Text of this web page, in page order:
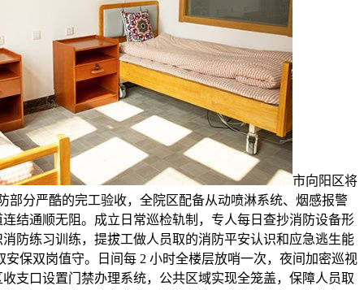
市向阳区将
部分严酷的完工验收，全院区配备从动喷淋系统、烟感报警
结通顺无阻。成立日常巡检轨制，专人每日查抄消防设备形
防练习训练，提拔工做人员取的消防平安认识和应急逃生能
安保双岗值守。日间每 2 小时全楼层放哨一次，夜间加密巡视
支口设置门禁办理系统，公共区域实现全笼盖，保障人员取